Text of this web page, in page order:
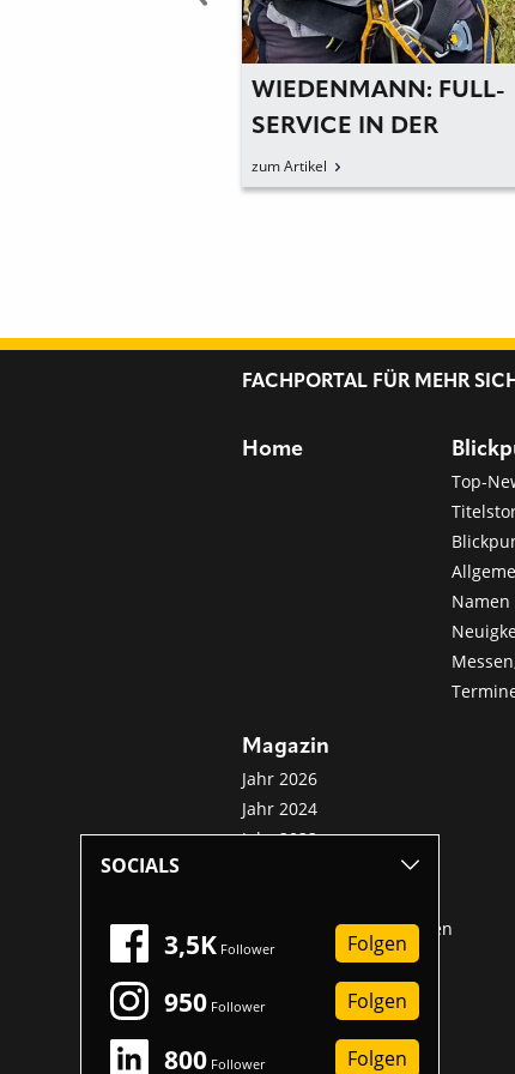
WIEDENMANN: FULL-
SERVICE IN DER
ABSTURZSICHERUNG
zum Artikel
FACHPORTAL FÜR MEHR
Home
Top-
Magazin
Jahr 2026
Jahr 2024
Jahr 2022
Sonderveröffentlichungen
SOCIALS
3,5K Follower Folgen
950 Follower Folgen
800 Follower Folgen